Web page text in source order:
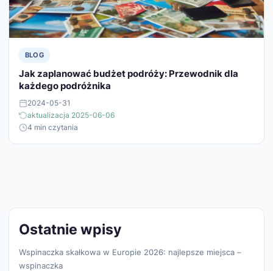
BLOG
Jak zaplanować budżet podróży: Przewodnik dla
każdego podróżnika
2024-05-31
aktualizacja 2025-06-06
4 min czytania
Ostatnie wpisy
Wspinaczka skałkowa w Europie 2026: najlepsze miejsca –
wspinaczka